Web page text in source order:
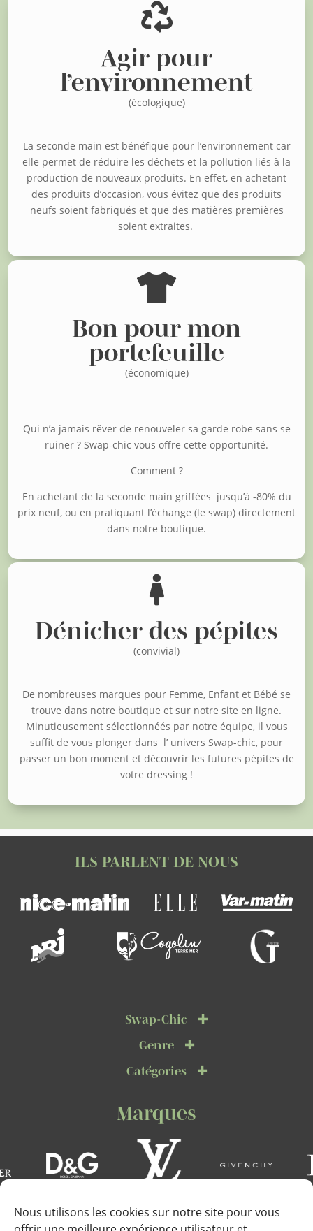
Nous utilisons les cookies sur notre site pour vous

Agir pour
l’environnement
(écologique)
La seconde main est bénéfique pour l’environnement car
elle permet de réduire les déchets et la pollution liés à la
production de nouveaux produits. En effet, en achetant
des produits d’occasion, vous évitez que des produits
neufs soient fabriqués et que des matières premières
soient extraites.

Bon pour mon
portefeuille
(économique)
Qui n’a jamais rêver de renouveler sa garde robe sans se
ruiner ? Swap-chic vous offre cette opportunité.
Comment ?
En achetant de la seconde main griffées jusqu’à -80% du
prix neuf, ou en pratiquant l’échange (le swap) directement
dans notre boutique.

Dénicher des pépites
(convivial)
De nombreuses marques pour Femme, Enfant et Bébé se
trouve dans notre boutique et sur notre site en ligne.
Minutieusement sélectionnéés par notre équipe, il vous
suffit de vous plonger dans l’ univers Swap-chic, pour
passer un bon moment et découvrir les futures pépites de
votre dressing !
ILS PARLENT DE NOUS
Swap-Chic
Genre
Catégories
Marques